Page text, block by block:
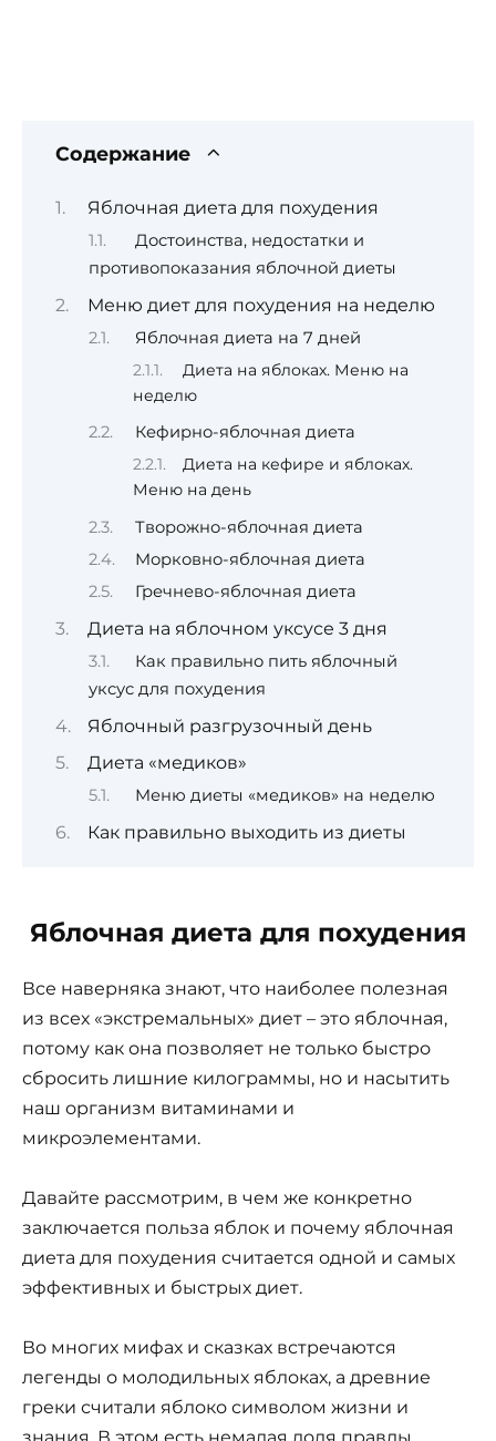
Содержание
Яблочная диета для похудения
Достоинства, недостатки и
противопоказания яблочной диеты
Меню диет для похудения на неделю
Яблочная диета на 7 дней
Диета на яблоках. Меню на
неделю
Кефирно-яблочная диета
Диета на кефире и яблоках.
Меню на день
Творожно-яблочная диета
Морковно-яблочная диета
Гречнево-яблочная диета
Диета на яблочном уксусе 3 дня
Как правильно пить яблочный
уксус для похудения
Яблочный разгрузочный день
Диета «медиков»
Меню диеты «медиков» на неделю
Как правильно выходить из диеты
Яблочная диета для похудения
Все наверняка знают, что наиболее полезная
из всех «экстремальных» диет – это яблочная,
потому как она позволяет не только быстро
сбросить лишние килограммы, но и насытить
наш организм витаминами и
микроэлементами.
Давайте рассмотрим, в чем же конкретно
заключается польза яблок и почему яблочная
диета для похудения считается одной и самых
эффективных и быстрых диет.
Во многих мифах и сказках встречаются
легенды о молодильных яблоках, а древние
греки считали яблоко символом жизни и